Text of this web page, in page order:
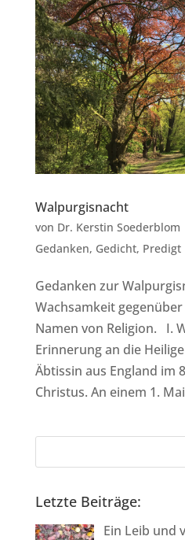
Walpurgisnacht
von Dr. Kerstin Soederblom
Gedanken, Gedicht, Predigt
Gedanken zur
Wachsamkeit
Namen von Religion. I.
Erinnerung an die
Äbtissin aus England im
Christus. An einem 1.
Letzte Beiträge:
Ein Leib und